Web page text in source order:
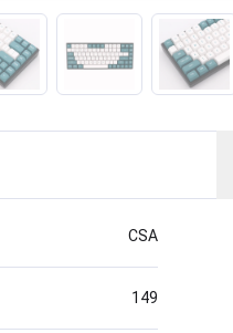
CSA
149